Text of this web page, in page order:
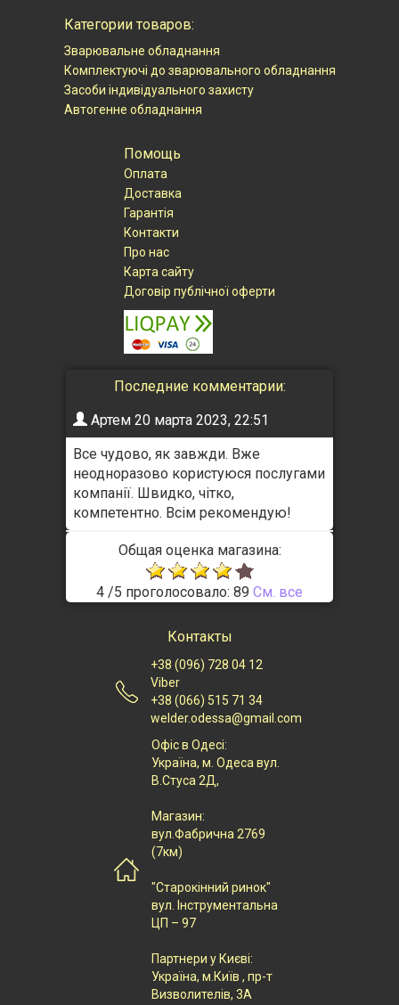
Категории товаров:
Зварювальне обладнання
Комплектуючі до зварювального обладнання
Засоби індивідуального захисту
Автогенне обладнання
Помощь
Оплата
Доставка
Гарантія
Контакти
Про нас
Карта сайту
Договір публічної оферти
Последние комментарии:
Артем 20 марта 2023, 22:51
Все чудово, як завжди. Вже
неодноразово користуюся послугами
компанії. Швидко, чітко,
компетентно. Всім рекомендую!
Общая оценка магазина:
4 /5 проголосовало: 89 Cм. все
Контакты
+38 (096) 728 04 12
Viber
+38 (066) 515 71 34
welder.odessa@gmail.com
Офіс в Одесі:
Українa, м. Одеса вул.
В.Стуса 2Д,
Магазин:
вул.Фабрична 2769
(7км)
"Старокінний ринок"
вул. Інструментальна
ЦП – 97
Партнери у Києві:
Українa, м.Київ , пр-т
Визволителів, 3А